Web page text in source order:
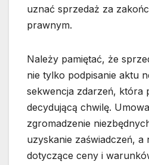
uznać sprzedaż za
prawnym.
Należy pamiętać, że
nie tylko podpisanie aktu
sekwencja zdarzeń, która
decydującą chwilę.
zgromadzenie
uzyskanie zaświadczeń, a
dotyczące ceny i